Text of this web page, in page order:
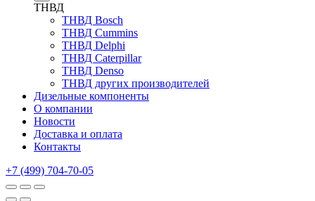
ТНВД
ТНВД Bosch
ТНВД Cummins
ТНВД Delphi
ТНВД Caterpillar
ТНВД Denso
ТНВД других производителей
Дизельные компоненты
О компании
Новости
Доставка и оплата
Контакты
+7 (499) 704-70-05